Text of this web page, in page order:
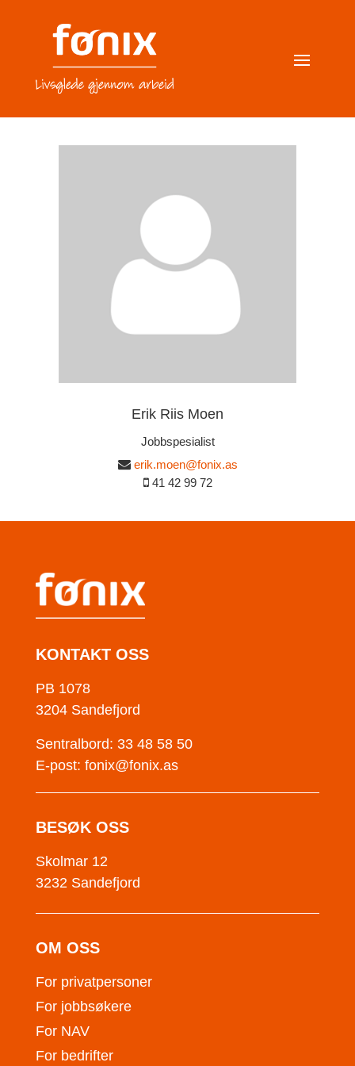
Erik Riis Moen
Jobbspesialist
41 42 99 72
erik.moen@fonix.as
KONTAKT OSS
PB 1078
3204 Sandefjord
Sentralbord: 33 48 58 50
E-post: fonix@fonix.as
BESØK OSS
Skolmar 12
3232 Sandefjord
OM OSS
For privatpersoner
For jobbsøkere
For NAV
For bedrifter